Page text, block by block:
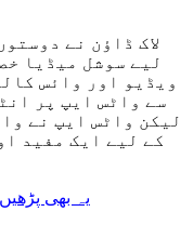
لاک ڈاؤن نے
لیے سوشل میڈیا
ویڈیو اور وائس
سے واٹس ایپ پر
لیکن واٹس ایپ نے
کے لیے ایک مفید
یہ بھی